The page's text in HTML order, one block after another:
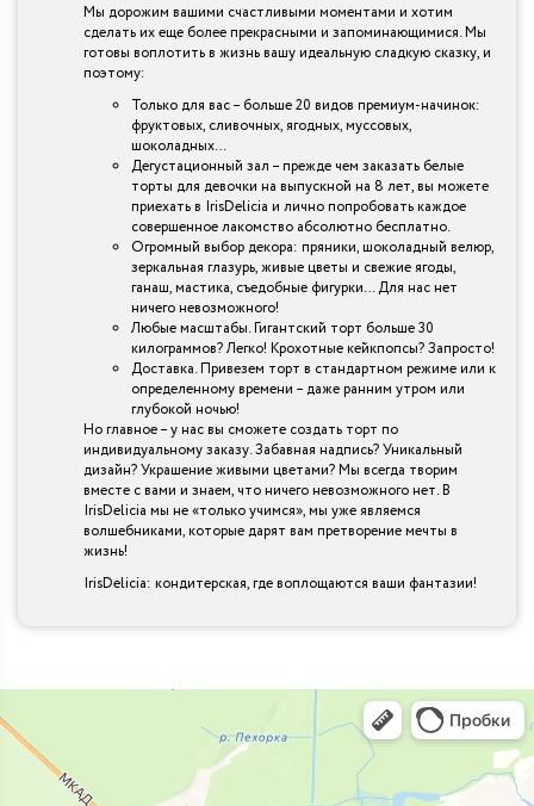
Мы дорожим вашими счастливыми моментами и хотим
сделать их еще более прекрасными и запоминающимися. Мы
готовы воплотить в жизнь вашу идеальную сладкую сказку, и
поэтому:
Только для вас – больше 20 видов премиум-начинок:
фруктовых, сливочных, ягодных, муссовых,
шоколадных…
Дегустационный зал – прежде чем заказать белые
торты для девочки на выпускной на 8 лет, вы можете
приехать в IrisDelicia и лично попробовать каждое
совершенное лакомство абсолютно бесплатно.
Огромный выбор декора: пряники, шоколадный велюр,
зеркальная глазурь, живые цветы и свежие ягоды,
ганаш, мастика, съедобные фигурки… Для нас нет
ничего невозможного!
Любые масштабы. Гигантский торт больше 30
килограммов? Легко! Крохотные кейкпопсы? Запросто!
Доставка. Привезем торт в стандартном режиме или к
определенному времени – даже ранним утром или
глубокой ночью!
Но главное – у нас вы сможете создать торт по
индивидуальному заказу. Забавная надпись? Уникальный
дизайн? Украшение живыми цветами? Мы всегда творим
вместе с вами и знаем, что ничего невозможного нет. В
IrisDelicia мы не «только учимся», мы уже являемся
волшебниками, которые дарят вам претворение мечты в
жизнь!
IrisDelicia: кондитерская, где воплощаются ваши фантазии!